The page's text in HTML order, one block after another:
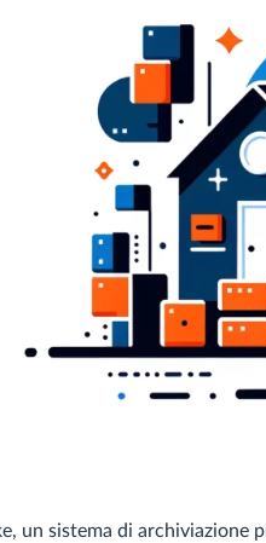
un sistema di